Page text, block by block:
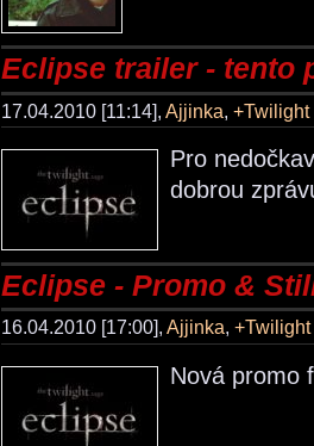
Eclipse trailer - tento
17.04.2010 [11:14], Ajjinka +Twilight
Pro
dobrou
Eclipse - Promo &
16.04.2010 [17:00], Ajjinka,
Nová promo